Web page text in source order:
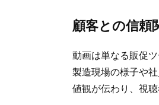
顧客との信頼
動画は単なる販促
製造現場の様子や
値観が伝わり、視